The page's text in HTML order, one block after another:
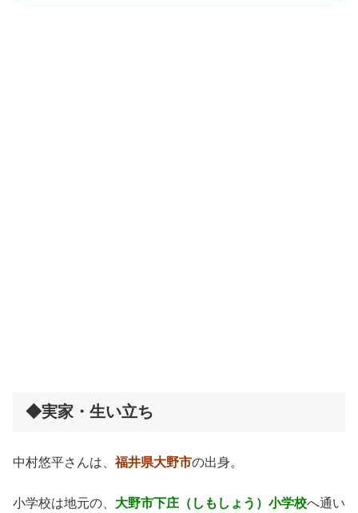
◆実家・生い立ち
中村悠平さんは、福井県大野市の出身。
小学校は地元の、 大野市下庄（しもしょう）小学校へ通い